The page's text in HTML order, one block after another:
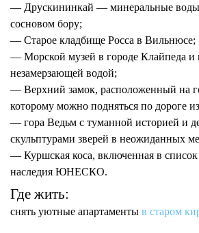
— Друскининкай — минеральные
сосновом бору;
— Старое кладбище Росса в Вильнюсе;
— Морской музей в городе Клайпеда и
незамерзающей водой;
— Верхний замок, расположенный на
которому можно подняться по дороге
— гора Ведьм с туманной историей и
скульптурами зверей в неожиданных
— Куршская коса, включенная в
наследия ЮНЕСКО.
Где жить:
снять уютные апартаменты в старом